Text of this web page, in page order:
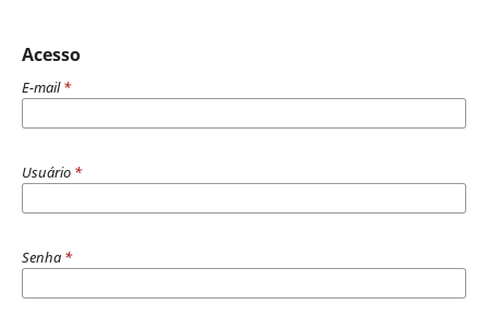
Acesso
E-mail*
Usuário *
Senha *